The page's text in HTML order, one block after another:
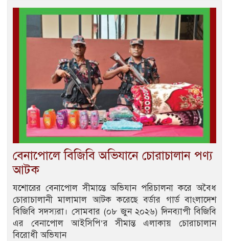
বেনাপোলে বিজিবি অভিযানে চোরাচালান পণ্য
আটক
যশোরের বেনাপোল সীমান্তে অভিযান পরিচালনা করে অবৈধ
চোরাচালানী মালামাল আটক করেছে বর্ডার গার্ড বাংলাদেশ
বিজিবি সদস্যরা। সোমবার (০৮ জুন ২০২৬) দিনব্যাপী বিজিবি
এর বেনাপোল আইসিপি’র সীমান্ত এলাকায় চোরাচালান
বিরোধী অভিযান